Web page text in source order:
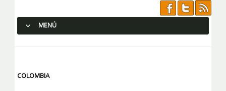
MENÚ
COLOMBIA